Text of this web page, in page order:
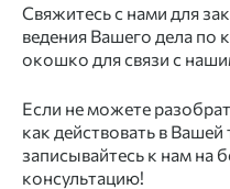
Свяжитесь с нами для
ведения Вашего дела по
окошко для связи с
Если не можете
как действовать в
записывайтесь к нам на
консультацию!